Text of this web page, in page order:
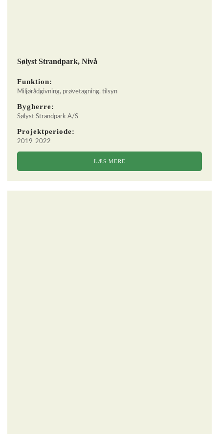
Sølyst Strandpark, Nivå
Funktion:
Miljørådgivning, prøvetagning, tilsyn
Bygherre:
Sølyst Strandpark A/S
Projektperiode:
2019-2022
LÆS MERE